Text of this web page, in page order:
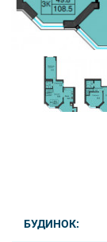
БУДИНОК: